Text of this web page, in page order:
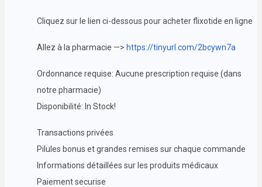
Cliquez sur le lien ci-dessous pour acheter flixotide en ligne
Allez à la pharmacie —> https://tinyurl.com/2bcywn7a
Ordonnance requise: Aucune prescription requise (dans
notre pharmacie)
Disponibilité: In Stock!
Transactions privées
Pilules bonus et grandes remises sur chaque commande
Informations détaillées sur les produits médicaux
Paiement securise